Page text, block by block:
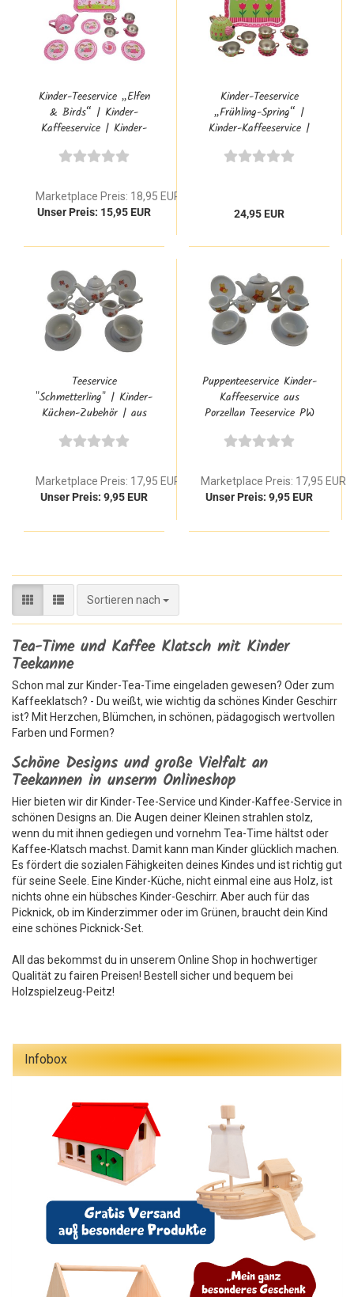
Kinder-Teeservice „Elfen
& Birds“ | Kinder-
Kaffeeservice | Kinder-
2176
Marketplace Preis: 18,95 EUR
Unser Preis: 15,95 EUR
Kinder-Teeservice
„Frühling-Spring“ |
Kinder-Kaffeeservice |
| PW 2182
24,95 EUR
Teeservice
"Schmetterling" | Kinder-
Küchen-Zubehör | aus
Kaffeeservice 2173 A
Marketplace Preis: 17,95 EUR
Unser Preis: 9,95 EUR
Puppenteeservice Kinder-
Kaffeeservice aus
Porzellan Teeservice PW
Marketplace Preis: 17,95 EUR
Unser Preis: 9,95 EUR
Sortieren nach
Sortieren nach
Tea-Time und Kaffee Klatsch mit Kinder
Teekanne
Schon mal zur Kinder-Tea-Time eingeladen gewesen? Oder zum
Kaffeeklatsch? - Du weißt, wie wichtig da schönes Kinder Geschirr
ist? Mit Herzchen, Blümchen, in schönen, pädagogisch wertvollen
Farben und Formen?
Schöne Designs und große Vielfalt an
Teekannen in unserm Onlineshop
Hier bieten wir dir Kinder-Tee-Service und Kinder-Kaffee-Service in
schönen Designs an. Die Augen deiner Kleinen strahlen stolz,
wenn du mit ihnen gediegen und vornehm Tea-Time hältst oder
Kaffee-Klatsch machst. Damit kann man Kinder glücklich machen.
Es fördert die sozialen Fähigkeiten deines Kindes und ist richtig gut
für seine Seele. Eine Kinder-Küche, nicht einmal eine aus Holz, ist
nichts ohne ein hübsches Kinder-Geschirr. Aber auch für das
Picknick, ob im Kinderzimmer oder im Grünen, braucht dein Kind
eine schönes Picknick-Set.
All das bekommst du in unserem Online Shop in hochwertiger
Qualität zu fairen Preisen! Bestell sicher und bequem bei
Holzspielzeug-Peitz!
Infobox